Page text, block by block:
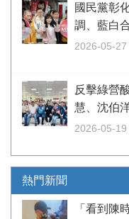
國民黨彰
調、藍白
2026-05-27
反擊綠營
慧、沈伯
2026-05-19
熱門新聞
「看到陳